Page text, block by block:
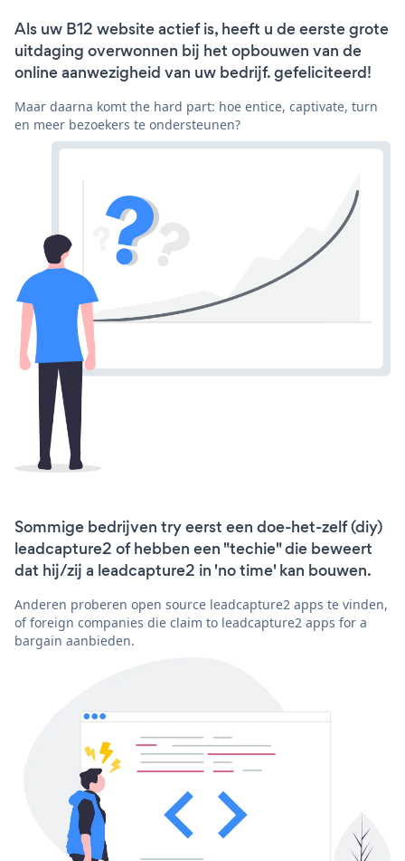
Als uw B12 website actief is, heeft u de eerste grote
uitdaging overwonnen bij het opbouwen van de
online aanwezigheid van uw bedrijf. gefeliciteerd!
Maar daarna komt the hard part: hoe entice, captivate, turn
en meer bezoekers te ondersteunen?
Sommige bedrijven try eerst een doe-het-zelf (diy)
leadcapture2 of hebben een "techie" die beweert
dat hij/zij a leadcapture2 in 'no time' kan bouwen.
Anderen proberen open source leadcapture2 apps te vinden,
of foreign companies die claim to leadcapture2 apps for a
bargain aanbieden.